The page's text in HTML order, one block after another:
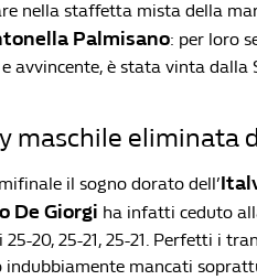
nella staffetta mista della
Palmisano: per loro
avvincente, è stata vinta dalla
maschile eliminata
il sogno dorato dell’
De Giorgi ha infatti ceduto
25-20, 25-21, 25-21. Perfetti i
indubbiamente mancati